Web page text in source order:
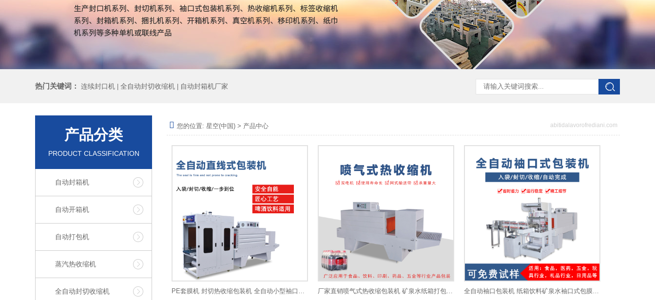
热门关键词： 连续封口机 全自动封切收缩机 自动封箱机厂家
产品分类
PRODUCT CLASSIFICATION
自动封箱机
自动开箱机
自动打包机
蒸汽热收缩机
全自动封切收缩机
您的位置: 星空(中国) > 产品中心 abitidalavorofrediani.com
PE套膜机 封切热收缩包装机 全自动小型袖口式直线纸箱套膜机设备 厂家直销喷气式热收缩包装机 矿泉水纸箱打包机 大型塑封热收缩膜包装机 全自动袖口包装机 纸箱饮料矿泉水袖口式包膜机套膜机